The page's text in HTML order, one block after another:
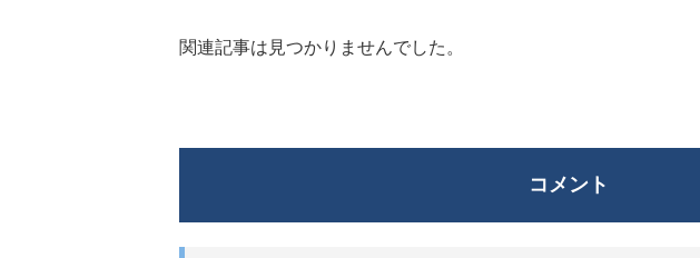
関連記事は見つかりませんでした。
コメント